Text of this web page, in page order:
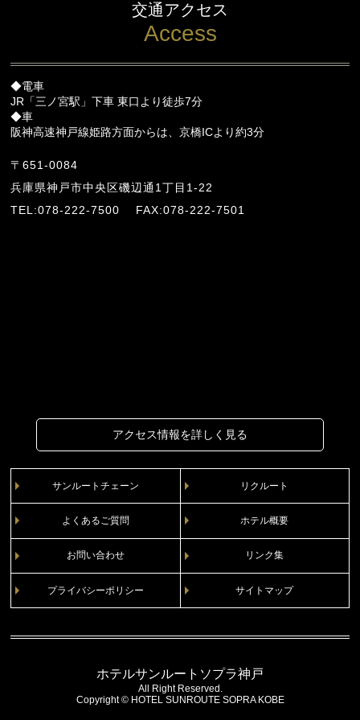
交通アクセス
Access
◆電車
JR「三ノ宮駅」下車 東口より徒歩7分
◆車
阪神高速神戸線姫路方面からは、京橋ICより約3分
〒651-0084
兵庫県神戸市中央区磯辺通1丁目1-22
TEL:078-222-7500
FAX:078-222-7501
アクセス情報を詳しく見る
サンルートチェーン
よくあるご質問
お問い合わせ
プライバシーポリシー
リクルート
ホテル概要
リンク集
サイトマップ
ホテルサンルートソプラ神戸
All Right Reserved.
Copyright © HOTEL SUNROUTE SOPRA KOBE